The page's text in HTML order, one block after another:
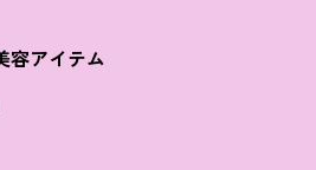
容アイテム